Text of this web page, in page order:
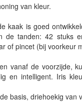
van kleur.
kaak is goed
de tanden: 42 stuks
of pincet (bij voorkeur
vanaf de voorzijde,
en intelligent. Iris
basis, driehoekig van